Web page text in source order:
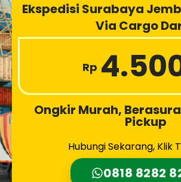
Ekspedisi Surabaya
Via Cargo
Rp
Ongkir Murah,
Pickup
Hubungi Sekarang, Klik
0818 8282